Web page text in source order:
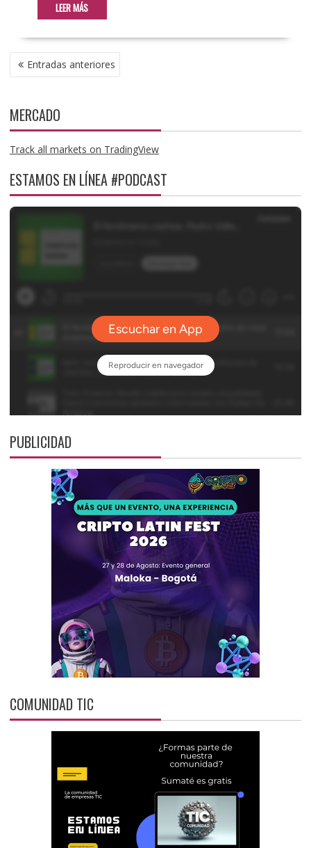
LEER MÁS
NAVEGACIÓN
DE Entradas anteriores
MERCADO
Track all markets on TradingView
ESTAMOS EN LÍNEA #PODCAST
PUBLICIDAD
COMUNIDAD TIC